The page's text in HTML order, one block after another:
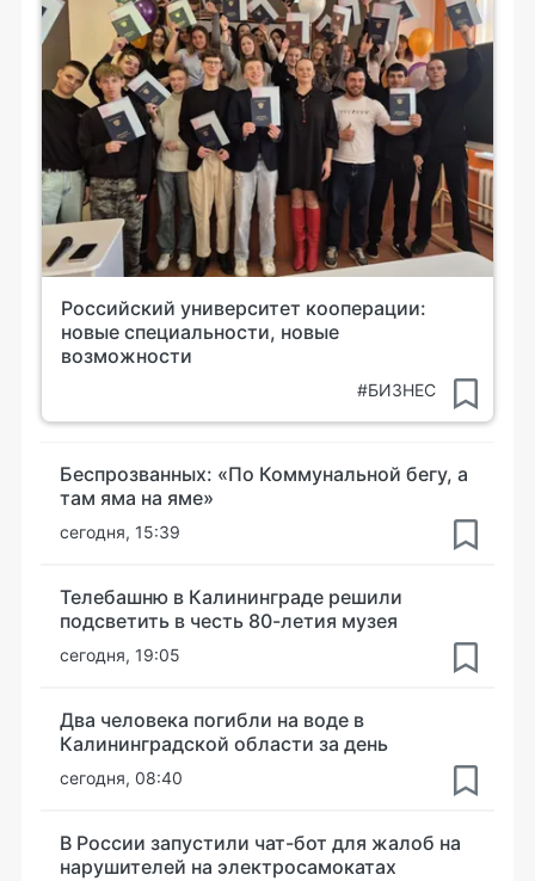
Российский университет кооперации:
новые специальности, новые
возможности
#БИЗНЕС
Беспрозванных: «По Коммунальной бегу, а
там яма на яме»
сегодня, 15:39
Телебашню в Калининграде решили
подсветить в честь 80-летия музея
сегодня, 19:05
Два человека погибли на воде в
Калининградской области за день
сегодня, 08:40
В России запустили чат-бот для жалоб на
нарушителей на электросамокатах